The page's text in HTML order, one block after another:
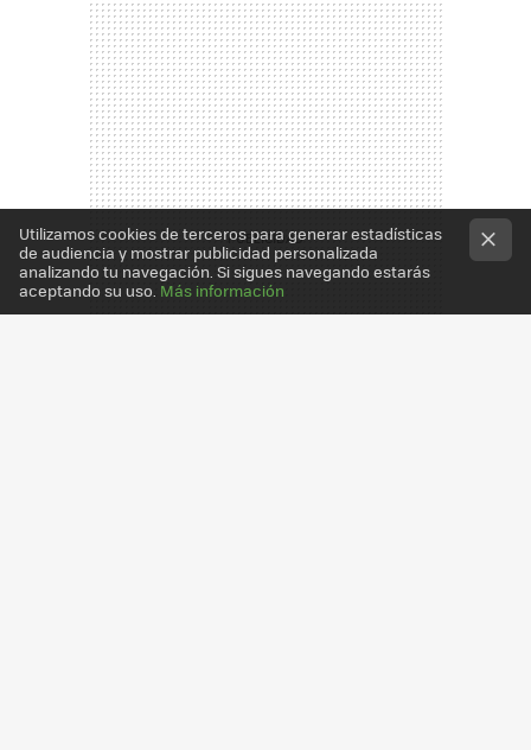
Utilizamos cookies de terceros para generar estadísticas
de audiencia y mostrar publicidad personalizada
analizando tu navegación. Si sigues navegando estarás
aceptando su uso. Más información